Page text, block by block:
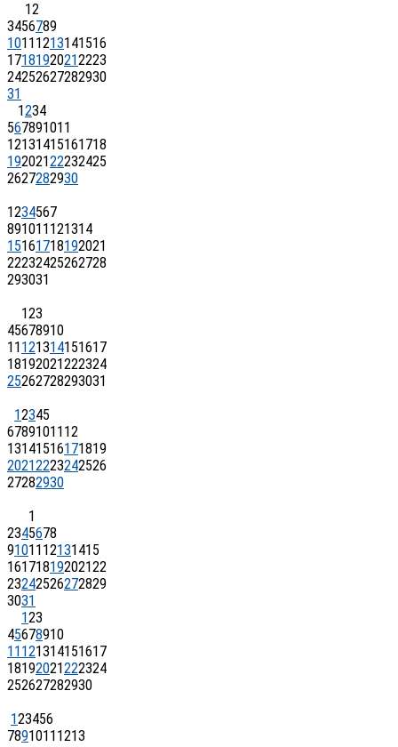
12
3456789
1011 1213141516
17181920212223
24252627282930
31
1234
567891011
12131415161718
19202122232425
2627282930
1234567
891011 121314
15161718192021
22232425262728
293031
123
45678910
11 121314151617
18192021222324
25262728293031
12345
67891011 12
13141516171819
20212223242526
27282930
1
2345678
91011 12131415
16171819202122
23242526272829
3031
123
45678910
11 121314151617
18192021222324
252627282930
123456
7891011 1213